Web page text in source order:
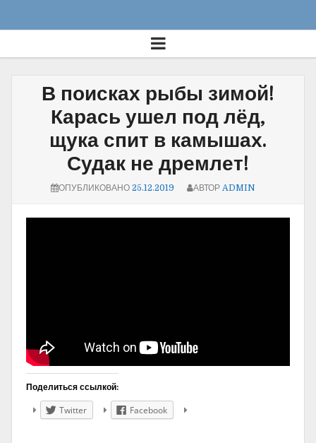
В поисках рыбы зимой!
Карась ушел под лёд,
щука спит в камышах.
Судак не дремлет!
ОПУБЛИКОВАНО 25.12.2019 АВТОР ADMIN
Поделиться ссылкой:
Twitter Facebook